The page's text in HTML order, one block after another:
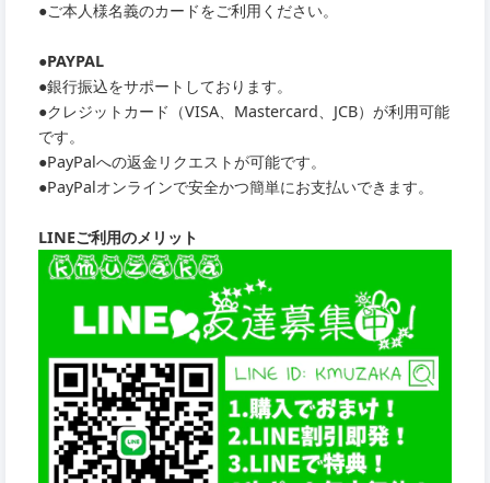
●ご本人様名義のカードをご利用ください。
●PAYPAL
●銀行振込をサポートしております。
●クレジットカード（VISA、Mastercard、JCB）が利用可能
です。
●PayPalへの返金リクエストが可能です。
●PayPalオンラインで安全かつ簡単にお支払いできます。
LINEご利用のメリット